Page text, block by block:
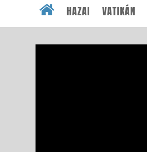
HAZAI VATIKÁN